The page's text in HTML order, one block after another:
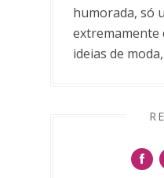
humorada, só
extremamente
ideias de